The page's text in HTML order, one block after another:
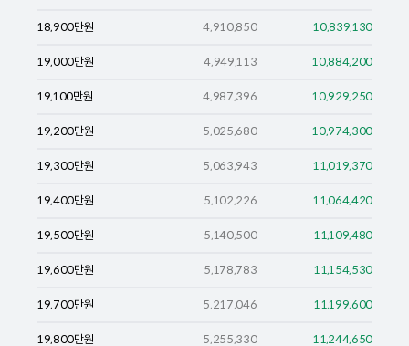
18,900만원 4,910,850 10,839,130
19,000만원 4,949,113 10,884,200
19,100만원 4,987,396 10,929,250
19,200만원 5,025,680 10,974,300
19,300만원 5,063,943 11,019,370
19,400만원 5,102,226 11,064,420
19,500만원 5,140,500 11,109,480
19,600만원 5,178,783 11,154,530
19,700만원 5,217,046 11,199,600
19,800만원 5,255,330 11,244,650